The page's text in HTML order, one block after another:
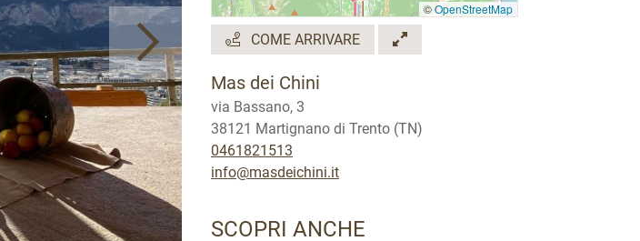
©OpenStreetMap
COME ARRIVARE
Mas dei Chini
via Bassano, 3
38121 Martignano di Trento (TN)
0461821513
info@masdeichini.it
SCOPRI ANCHE